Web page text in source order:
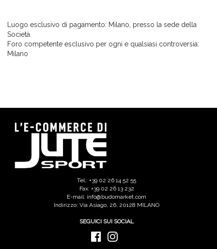
Luogo esclusivo di pagamento: Milano, presso la sede della
Società.
Foro competente esclusivo per ogni e qualsiasi controversia:
Milano
Tel.: +39 02 26 14 52 55
Fax: +39 02 26 13 232
E-mail: info@budomarket.com
Indirizzo: Via Asiago, 26, 20128 MILANO
SEGUICI SUI SOCIAL